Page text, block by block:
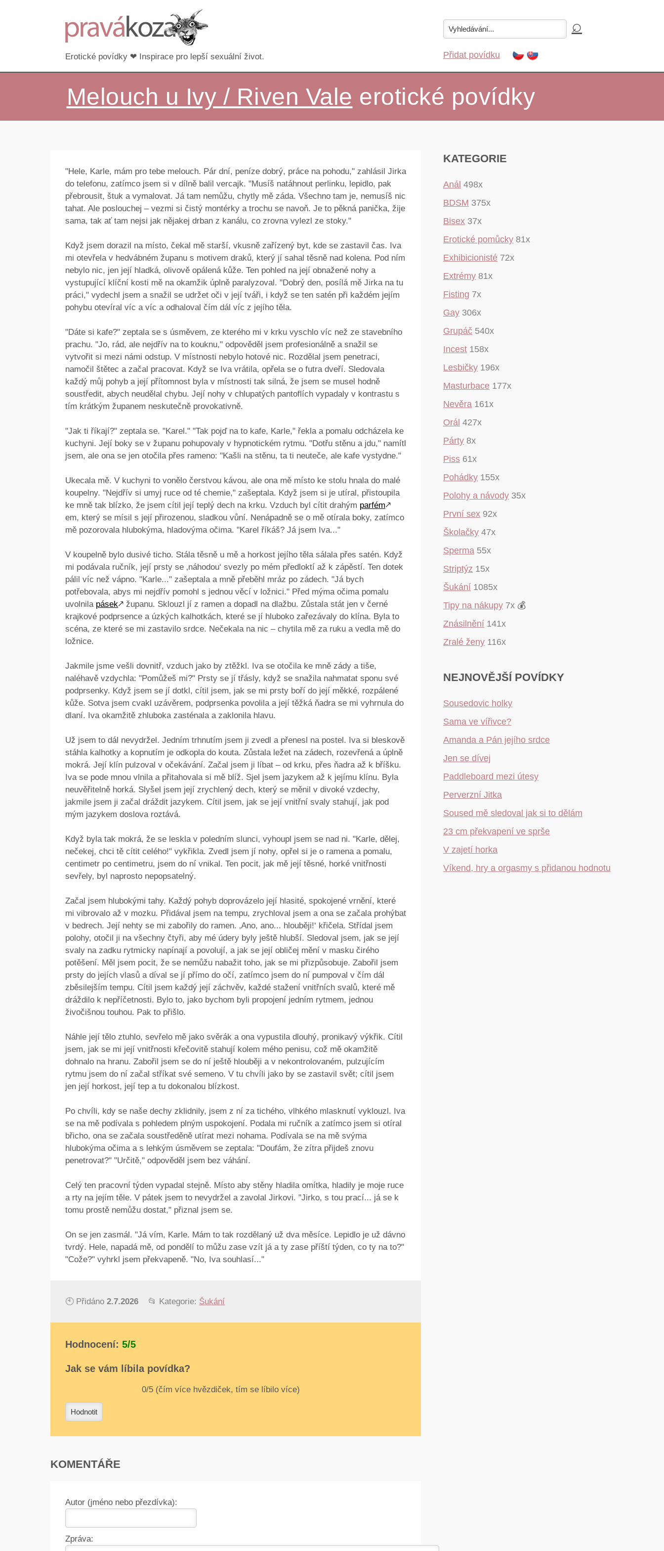
Erotické povídky ❤ Inspirace pro lepší sexuální život. Přidat povídku
Melouch u Ivy / Riven Vale erotické povídky
"Hele, Karle, mám pro tebe melouch. Pár dní, peníze dobrý, práce na pohodu," zahlásil Jirka
do telefonu, zatímco jsem si v dílně balil vercajk. "Musíš natáhnout perlinku, lepidlo, pak
přebrousit, štuk a vymalovat. Já tam nemůžu, chytly mě záda. Všechno tam je, nemusíš nic
tahat. Ale poslouchej – vezmi si čistý montérky a trochu se navoň. Je to pěkná panička, žije
sama, tak ať tam nejsi jak nějakej drban z kanálu, co zrovna vylezl ze stoky."
Když jsem dorazil na místo, čekal mě starší, vkusně zařízený byt, kde se zastavil čas. Iva
mi otevřela v hedvábném županu s motivem draků, který jí sahal těsně nad kolena. Pod ním
nebylo nic, jen její hladká, olivově opálená kůže. Ten pohled na její obnažené nohy a
vystupující klíční kosti mě na okamžik úplně paralyzoval. "Dobrý den, posílá mě Jirka na tu
práci," vydechl jsem a snažil se udržet oči v její tváři, i když se ten satén při každém jejím
pohybu otevíral víc a víc a odhaloval čím dál víc z jejího těla.
"Dáte si kafe?" zeptala se s úsměvem, ze kterého mi v krku vyschlo víc než ze stavebního
prachu. "Jo, rád, ale nejdřív na to kouknu," odpověděl jsem profesionálně a snažil se
vytvořit si mezi námi odstup. V místnosti nebylo hotové nic. Rozdělal jsem penetraci,
namočil štětec a začal pracovat. Když se Iva vrátila, opřela se o futra dveří. Sledovala
každý můj pohyb a její přítomnost byla v místnosti tak silná, že jsem se musel hodně
soustředit, abych neudělal chybu. Její nohy v chlupatých pantoflích vypadaly v kontrastu s
tím krátkým županem neskutečně provokativně.
"Jak ti říkají?" zeptala se. "Karel." "Tak pojď na to kafe, Karle," řekla a pomalu odcházela ke
kuchyni. Její boky se v županu pohupovaly v hypnotickém rytmu. "Dotřu stěnu a jdu," namítl
jsem, ale ona se jen otočila přes rameno: "Kašli na stěnu, ta ti neuteče, ale kafe vystydne."
Ukecala mě. V kuchyni to vonělo čerstvou kávou, ale ona mě místo ke stolu hnala do malé
koupelny. "Nejdřív si umyj ruce od té chemie," zašeptala. Když jsem si je utíral, přistoupila
ke mně tak blízko, že jsem cítil její teplý dech na krku. Vzduch byl cítit drahým parfém🡕
em, který se mísil s její přirozenou, sladkou vůní. Nenápadně se o mě otírala boky, zatímco
mě pozorovala hlubokýma, hladovýma očima. "Karel říkáš? Já jsem Iva..."
V koupelně bylo dusivé ticho. Stála těsně u mě a horkost jejího těla sálala přes satén. Když
mi podávala ručník, její prsty se ‚náhodou‘ svezly po mém předloktí až k zápěstí. Ten dotek
pálil víc než vápno. "Karle..." zašeptala a mně přeběhl mráz po zádech. "Já bych
potřebovala, abys mi nejdřív pomohl s jednou věcí v ložnici." Před mýma očima pomalu
uvolnila pásek🡕 županu. Sklouzl jí z ramen a dopadl na dlažbu. Zůstala stát jen v černé
krajkové podprsence a úzkých kalhotkách, které se jí hluboko zařezávaly do klína. Byla to
scéna, ze které se mi zastavilo srdce. Nečekala na nic – chytila mě za ruku a vedla mě do
ložnice.
Jakmile jsme vešli dovnitř, vzduch jako by ztěžkl. Iva se otočila ke mně zády a tiše,
naléhavě vzdychla: "Pomůžeš mi?" Prsty se jí třásly, když se snažila nahmatat sponu své
podprsenky. Když jsem se jí dotkl, cítil jsem, jak se mi prsty boří do její měkké, rozpálené
kůže. Sotva jsem cvakl uzávěrem, podprsenka povolila a její těžká ňadra se mi vyhrnula do
dlaní. Iva okamžitě zhluboka zasténala a zaklonila hlavu.
Už jsem to dál nevydržel. Jedním trhnutím jsem ji zvedl a přenesl na postel. Iva si bleskově
stáhla kalhotky a kopnutím je odkopla do kouta. Zůstala ležet na zádech, rozevřená a úplně
mokrá. Její klín pulzoval v očekávání. Začal jsem ji líbat – od krku, přes ňadra až k bříšku.
Iva se pode mnou vlnila a přitahovala si mě blíž. Sjel jsem jazykem až k jejímu klínu. Byla
neuvěřitelně horká. Slyšel jsem její zrychlený dech, který se měnil v divoké vzdechy,
jakmile jsem ji začal dráždit jazykem. Cítil jsem, jak se její vnitřní svaly stahují, jak pod
mým jazykem doslova roztává.
Když byla tak mokrá, že se leskla v poledním slunci, vyhoupl jsem se nad ni. "Karle, dělej,
nečekej, chci tě cítit celého!" vykřikla. Zvedl jsem jí nohy, opřel si je o ramena a pomalu,
centimetr po centimetru, jsem do ní vnikal. Ten pocit, jak mě její těsné, horké vnitřnosti
sevřely, byl naprosto nepopsatelný.
Začal jsem hlubokými tahy. Každý pohyb doprovázelo její hlasité, spokojené vrnění, které
mi vibrovalo až v mozku. Přidával jsem na tempu, zrychloval jsem a ona se začala prohýbat
v bedrech. Její nehty se mi zabořily do ramen. ‚Ano, ano... hlouběji!‘ křičela. Střídal jsem
polohy, otočil ji na všechny čtyři, aby mé údery byly ještě hlubší. Sledoval jsem, jak se její
svaly na zadku rytmicky napínají a povolují, a jak se její obličej mění v masku čirého
potěšení. Měl jsem pocit, že se nemůžu nabažit toho, jak se mi přizpůsobuje. Zabořil jsem
prsty do jejích vlasů a díval se jí přímo do očí, zatímco jsem do ní pumpoval v čím dál
zběsilejším tempu. Cítil jsem každý její záchvěv, každé stažení vnitřních svalů, které mě
dráždilo k nepříčetnosti. Bylo to, jako bychom byli propojení jedním rytmem, jednou
živočišnou touhou. Pak to přišlo.
Náhle její tělo ztuhlo, sevřelo mě jako svěrák a ona vypustila dlouhý, pronikavý výkřik. Cítil
jsem, jak se mi její vnitřnosti křečovitě stahují kolem mého penisu, což mě okamžitě
dohnalo na hranu. Zabořil jsem se do ní ještě hlouběji a v nekontrolovaném, pulzujícím
rytmu jsem do ní začal stříkat své semeno. V tu chvíli jako by se zastavil svět; cítil jsem
jen její horkost, její tep a tu dokonalou blízkost.
Po chvíli, kdy se naše dechy zklidnily, jsem z ní za tichého, vlhkého mlasknutí vyklouzl. Iva
se na mě podívala s pohledem plným uspokojení. Podala mi ručník a zatímco jsem si otíral
břicho, ona se začala soustředěně utírat mezi nohama. Podívala se na mě svýma
hlubokýma očima a s lehkým úsměvem se zeptala: "Doufám, že zítra přijdeš znovu
penetrovat?" "Určitě," odpověděl jsem bez váhání.
Celý ten pracovní týden vypadal stejně. Místo aby stěny hladila omítka, hladily je moje ruce
a rty na jejím těle. V pátek jsem to nevydržel a zavolal Jirkovi. "Jirko, s tou prací... já se k
tomu prostě nemůžu dostat," přiznal jsem se.
On se jen zasmál. "Já vím, Karle. Mám to tak rozdělaný už dva měsíce. Lepidlo je už dávno
tvrdý. Hele, napadá mě, od pondělí to můžu zase vzít já a ty zase příští týden, co ty na to?"
"Cože?" vyhrkl jsem překvapeně. "No, Iva souhlasí..."
🕙 Přidáno 2.7.2026 📂 Kategorie: Šukání
Hodnocení: 5/5
Jak se vám líbila povídka?
Hodnotit
KOMENTÁŘE
Autor (jméno nebo přezdívka):
Zpráva:
KATEGORIE
Anál 498x
BDSM 375x
Bisex 37x
Erotické pomůcky 81x
Exhibicionisté 72x
Extrémy 81x
Fisting 7x
Gay 306x
Grupáč 540x
Incest 158x
Lesbičky 196x
Masturbace 177x
Nevěra 161x
Orál 427x
Párty 8x
Piss 61x
Pohádky 155x
Polohy a návody 35x
První sex 92x
Školačky 47x
Sperma 55x
Striptýz 15x
Šukání 1085x
Tipy na nákupy 7x 💰
Znásilnění 141x
Zralé ženy 116x
NEJNOVĚJŠÍ POVÍDKY
Sousedovic holky
Sama ve vířivce?
Amanda a Pán jejího srdce
Jen se dívej
Paddleboard mezi útesy
Perverzní Jitka
Soused mě sledoval jak si to dělám
23 cm překvapení ve sprše
V zajetí horka
Víkend, hry a orgasmy s přidanou hodnotu